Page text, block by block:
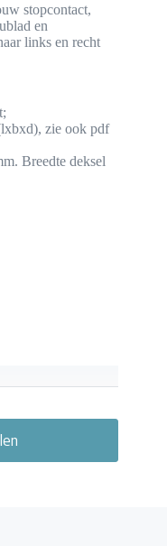
stopcontact,
en
links en recht
zie ook pdf
Breedte deksel